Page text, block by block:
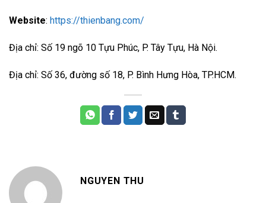
Website: https://thienbang.com/
Địa chỉ: Số 19 ngõ 10 Tựu Phúc, P. Tây Tựu, Hà Nội.
Địa chỉ: Số 36, đường số 18, P. Bình Hưng Hòa, TP.HCM.
NGUYEN THU